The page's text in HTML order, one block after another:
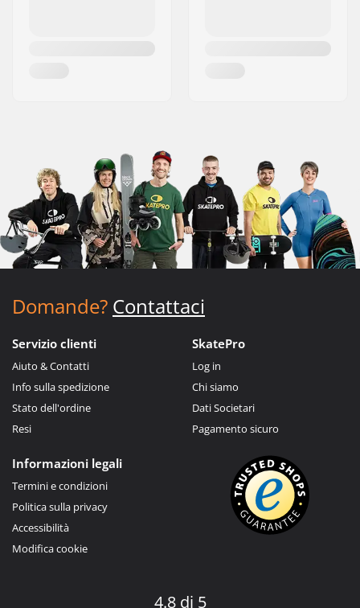
Domande? Contattaci
Servizio clienti
Aiuto & Contatti
Info sulla spedizione
Stato dell'ordine
Resi
SkatePro
Log in
Chi siamo
Dati Societari
Pagamento sicuro
Informazioni legali
Termini e condizioni
Politica sulla privacy
Accessibilità
Modifica cookie
4.8 di 5